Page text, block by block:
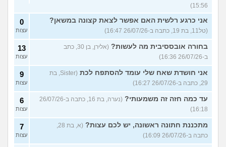
15:56)
אני כרגע רלשית האם אפשר לצאת קצונה במשאן?
(טל11, בת 19, כתבה ב-26/07/26 16:47)
0
עצות
בחורה אובססיבית מה לעשות?
(אלירן, בן 30, כתב
ב-26/07/26 16:36)
13
עצות
אני חושדת שאח שלי עומד להסתפח לכת
(Sister, בת
29, כתבה ב-26/07/26 16:27)
9
עצות
עד כמה חזה זה משמעותי?
(נערה, בת 16, כתבה ב-26/07/26
16:18)
6
עצות
מתכננת חתונה ראשונה, יש לכם עצות?
(א, בת 28,
כתבה ב-26/07/26 16:09)
7
עצות